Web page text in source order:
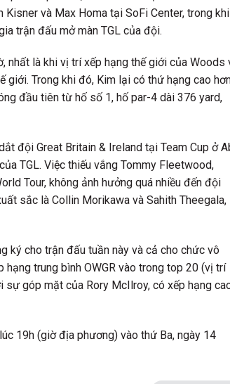
Kisner và Max Homa tại SoFi Center, trong khi
trận đấu mở màn TGL của đội.
nhất là khi vị trí xếp hạng thế giới của Woods
giới. Trong khi đó, Kim lại có thứ hạng cao
đầu tiên từ hố số 1, hố par-4 dài 376 yard,
đội Great Britain & Ireland tại Team Cup ở
TGL. Việc thiếu vắng Tommy Fleetwood,
Tour, không ảnh hưởng quá nhiều đến đội
sắc là Collin Morikawa và Sahith Theegala,
ký cho trận đấu tuần này và cả cho chức vô
trung bình OWGR vào trong top 20 (vị trí
sự góp mặt của Rory McIlroy, có xếp hạng
19h (giờ địa phương) vào thứ Ba, ngày 14